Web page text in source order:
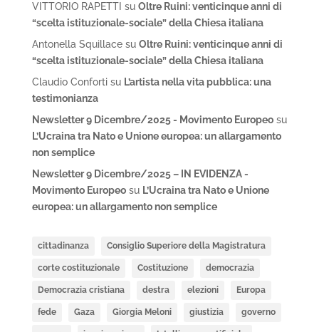
VITTORIO RAPETTI su Oltre Ruini: venticinque anni di
“scelta istituzionale-sociale” della Chiesa italiana
Antonella Squillacesu Oltre Ruini: venticinque anni di
“scelta istituzionale-sociale” della Chiesa italiana
Claudio Confortisu L’artista nella vita pubblica: una
testimonianza
Newsletter 9 Dicembre/2025 - Movimento Europeosu
L’Ucraina tra Nato e Unione europea: un allargamento
non semplice
Newsletter 9 Dicembre/2025 – IN EVIDENZA -
Movimento Europeosu L’Ucraina tra Nato e Unione
europea: un allargamento non semplice
cittadinanza Consiglio Superiore della Magistratura
corte costituzionale Costituzione democrazia
Democrazia cristiana destra elezioni Europa
fede Gaza Giorgia Meloni giustizia governo